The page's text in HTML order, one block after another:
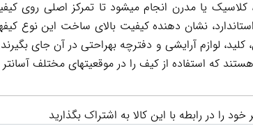
کلاسیک یا مدرن انجام میشود تا تمرکز اصلی
استاندارد، نشان دهنده کیفیت بالای ساخت این نوع
لوازم آرایشی و دفترچه بهراحتی در آن جای
که استفاده از کیف را در موقعیتهای مختلف
خود را در رابطه با این کالا به اشتراک بگذارید